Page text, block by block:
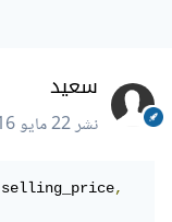
سعيد
نشر22 مايو 2016
selling_price,